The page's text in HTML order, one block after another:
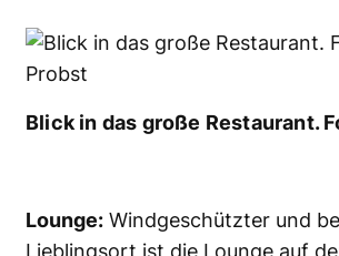
Blick in das große Restaurant.
Lounge: Windgeschützter und
Lieblingsort ist die Lounge auf